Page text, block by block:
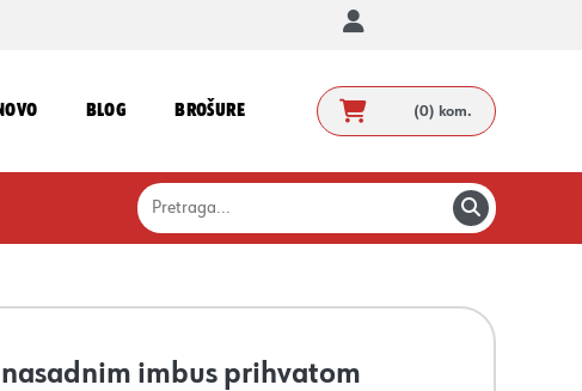
BLOG BROŠURE (0) kom.
nasadnim imbus prihvatom